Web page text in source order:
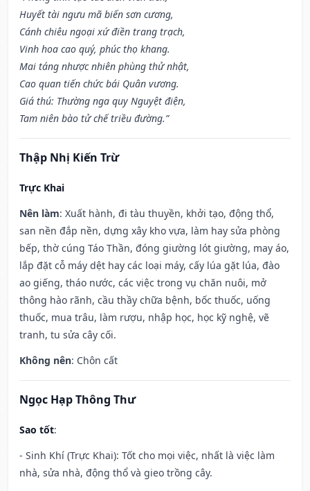
Huyết tài ngưu mã biến sơn cương,
Cánh chiêu ngoại xứ điền trang trạch,
Vinh hoa cao quý, phúc thọ khang.
Mai táng nhược nhiên phùng thử nhật,
Cao quan tiến chức bái Quân vương.
Giá thú: Thường nga quy Nguyệt điện,
Tam niên bào tử chế triều đường.”
Thập Nhị Kiến Trừ
Trực Khai
Nên làm: Xuất hành, đi tàu thuyền, khởi tạo, động thổ,
san nền đắp nền, dựng xây kho vựa, làm hay sửa phòng
bếp, thờ cúng Táo Thần, đóng giường lót giường, may áo,
lắp đặt cỗ máy dệt hay các loại máy, cấy lúa gặt lúa, đào
ao giếng, tháo nước, các việc trong vụ chăn nuôi, mở
thông hào rãnh, cầu thầy chữa bệnh, bốc thuốc, uống
thuốc, mua trâu, làm rượu, nhập học, học kỹ nghệ, vẽ
tranh, tu sửa cây cối.
Không nên: Chôn cất
Ngọc Hạp Thông Thư
Sao tốt:
- Sinh Khí (Trực Khai): Tốt cho mọi việc, nhất là việc làm
nhà, sửa nhà, động thổ và gieo trồng cây.